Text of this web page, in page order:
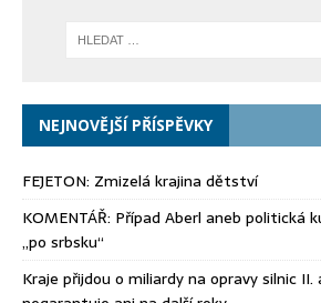
NEJNOVĚJŠÍ PŘÍSPĚVKY
FEJETON: Zmizelá krajina dětství
KOMENTÁŘ: Případ Aberl aneb politická
„po srbsku“
Kraje přijdou o miliardy na opravy silnic